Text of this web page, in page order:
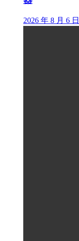
2026 年 8 月 6 日